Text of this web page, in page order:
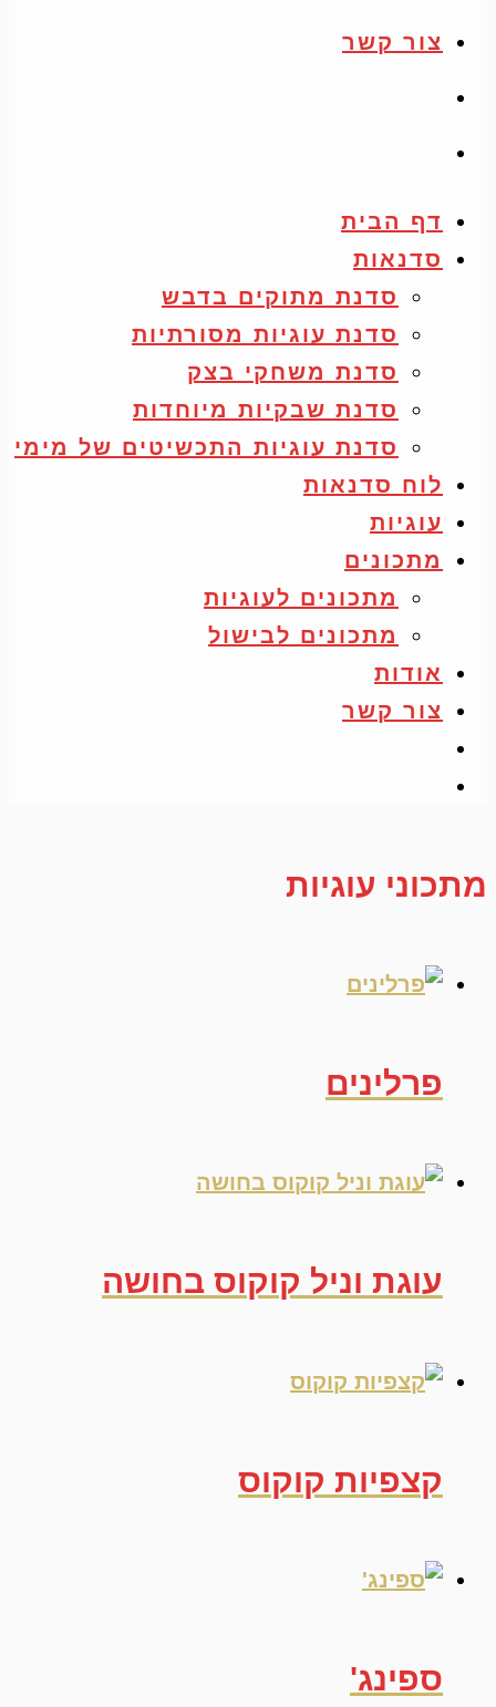
צור קשר
דף הבית
סדנאות
סדנת מתוקים בדבש
סדנת עוגיות מסורתיות
סדנת משחקי בצק
סדנת שבקיות מיוחדות
סדנת עוגיות התכשיטים של מימי
לוח סדנאות
עוגיות
מתכונים
מתכונים לעוגיות
מתכונים לבישול
אודות
צור קשר
מתכוני עוגיות
פרלינים
עוגת וניל קוקוס בחושה
קצפיות קוקוס
ספינג'